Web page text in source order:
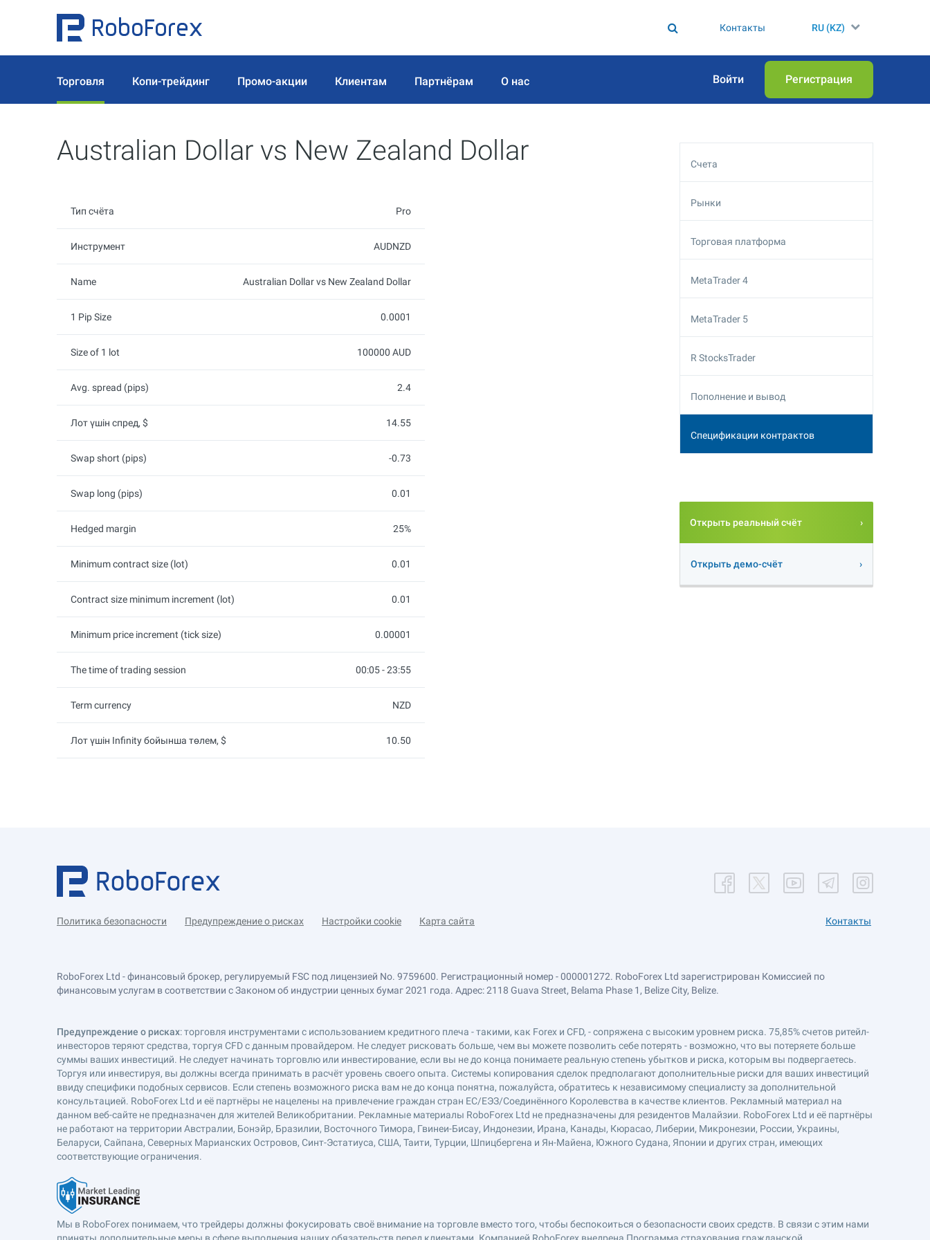
Контакты RU (KZ)
Торговля Копи-трейдинг Промо-акции Клиентам Партнёрам О нас Войти Регистрация
Australian Dollar vs New Zealand Dollar
Тип счёта Pro
Инструмент AUDNZD
Name Australian Dollar vs New Zealand Dollar
1 Pip Size 0.0001
Size of 1 lot 100000 AUD
Avg. spread (pips) 2.4
Лот үшін спред, $ 14.55
Swap short (pips) -0.73
Swap long (pips) 0.01
Hedged margin 25%
Minimum contract size (lot) 0.01
Contract size minimum increment (lot) 0.01
Minimum price increment (tick size) 0.00001
The time of trading session 00:05 - 23:55
Term currency NZD
Лот үшін Infinity бойынша төлем, $ 10.50
Счета
Рынки
Торговая платформа
MetaTrader 4
MetaTrader 5
R StocksTrader
Пополнение и вывод
Спецификации контрактов
Открыть реальный счёт
Открыть демо-счёт
Политика безопасности Предупреждение о рисках Настройки cookie Карта сайта Контакты
RoboForex Ltd - финансовый брокер, регулируемый FSC под лицензией No. 9759600. Регистрационный номер - 000001272. RoboForex Ltd зарегистрирован Комиссией по
финансовым услугам в соответствии с Законом об индустрии ценных бумаг 2021 года. Адрес: 2118 Guava Street, Belama Phase 1, Belize City, Belize.
Предупреждение о рисках: торговля инструментами с использованием кредитного плеча - такими, как Forex и CFD, - сопряжена с высоким уровнем риска. 75,85% счетов ритейл-
инвесторов теряют средства, торгуя CFD с данным провайдером. Не следует рисковать больше, чем вы можете позволить себе потерять - возможно, что вы потеряете больше
суммы ваших инвестиций. Не следует начинать торговлю или инвестирование, если вы не до конца понимаете реальную степень убытков и риска, которым вы подвергаетесь.
Торгуя или инвестируя, вы должны всегда принимать в расчёт уровень своего опыта. Системы копирования сделок предполагают дополнительные риски для ваших инвестиций
ввиду специфики подобных сервисов. Если степень возможного риска вам не до конца понятна, пожалуйста, обратитесь к независимому специалисту за дополнительной
консультацией. RoboForex Ltd и её партнёры не нацелены на привлечение граждан стран ЕС/ЕЭЗ/Соединённого Королевства в качестве клиентов. Рекламный материал на
данном веб-сайте не предназначен для жителей Великобритании. Рекламные материалы RoboForex Ltd не предназначены для резидентов Малайзии. RoboForex Ltd и её партнёры
не работают на территории Австралии, Бонэйр, Бразилии, Восточного Тимора, Гвинеи-Бисау, Индонезии, Ирана, Канады, Кюрасао, Либерии, Микронезии, России, Украины,
Беларуси, Сайпана, Северных Марианских Островов, Синт-Эстатиуса, США, Таити, Турции, Шпицбергена и Ян-Майена, Южного Судана, Японии и других стран, имеющих
соответствующие ограничения.
Мы в RoboForex понимаем, что трейдеры должны фокусировать своё внимание на торговле вместо того, чтобы беспокоиться о безопасности своих средств. В связи с этим нами